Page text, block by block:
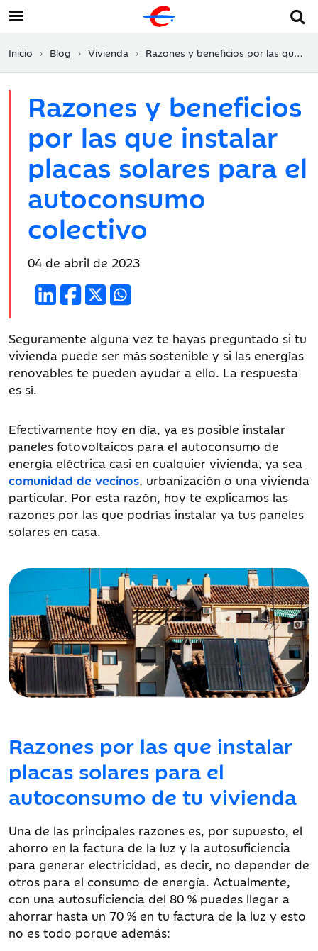
Inicio Blog Vivienda Razones y beneficios por las que instalar placas solares para el autoconsumo colectivo
Razones y beneficios
por las que instalar
placas solares para el
autoconsumo
colectivo
Fecha
publicación:
04 de abril de 2023
Seguramente alguna vez te hayas preguntado si tu
vivienda puede ser más sostenible y si las energías
renovables te pueden ayudar a ello. La respuesta
es sí.
Efectivamente hoy en día, ya es posible instalar
paneles fotovoltaicos para el autoconsumo de
energía eléctrica casi en cualquier vivienda, ya sea
comunidad de vecinos, urbanización o una vivienda
particular. Por esta razón, hoy te explicamos las
razones por las que podrías instalar ya tus paneles
solares en casa.
Razones por las que instalar
placas solares para el
autoconsumo de tu vivienda
Una de las principales razones es, por supuesto, el
ahorro en la factura de la luz y la autosuficiencia
para generar electricidad, es decir, no depender de
otros para el consumo de energía. Actualmente,
con una autosuficiencia del 80 % puedes llegar a
ahorrar hasta un 70 % en tu factura de la luz y esto
no es todo porque además: